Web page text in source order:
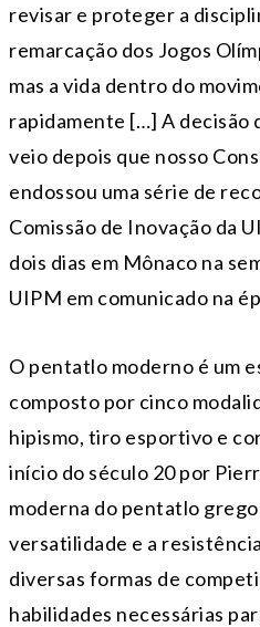
revisar e proteger a
remarcação dos Jogos
mas a vida dentro do
rapidamente […] A decisão
veio depois que nosso
endossou uma série de
Comissão de Inovação da
dois dias em Mônaco na
UIPM em comunicado na
O pentatlo moderno é um
composto por cinco
hipismo, tiro esportivo e
início do século 20 por
moderna do pentatlo
versatilidade e a
diversas formas de
habilidades necessárias